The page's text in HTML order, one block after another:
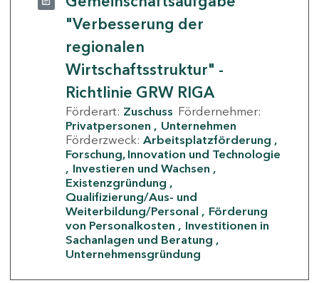
"Verbesserung der
regionalen
Wirtschaftsstruktur" -
Richtlinie GRW RIGA
Förderart: Zuschuss Fördernehmer:
Privatpersonen
Unternehmen
Förderzweck: Arbeitsplatzförderung
Forschung, Innovation und Technologie
Investieren und Wachsen
Existenzgründung
Qualifizierung/Aus- und
Weiterbildung/Personal
Förderung
von Personalkosten
Investitionen in
Sachanlagen und Beratung
Unternehmensgründung